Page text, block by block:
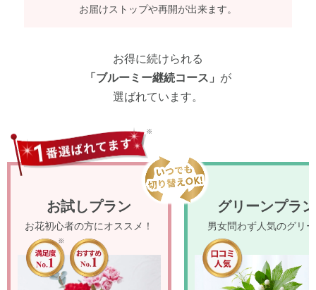
お届けストップや再開が出来ます。
お得に続けられる
「ブルーミー継続コース」 が
選ばれています。
お試しプラン
お花初心者の方にオススメ！
グリーンプラン
男女問わず人気のグリ